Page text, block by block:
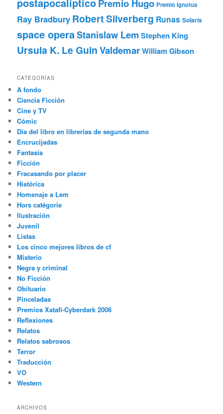
Premio Hugo Premio Ignotus
Ray Bradbury Robert Silverberg Runas Solaris
space operaStanislaw Lem Stephen King
Ursula K. Le GuinValdemarWilliam Gibson
CATEGORÍAS
A fondo
Ciencia Ficción
Cine y TV
Cómic
Día del libro en librerías de segunda mano
Encrucijadas
Fantasía
Ficción
Fracasando por placer
Histórica
Homenaje a Lem
Hors catégorie
Ilustración
Juvenil
Listas
Los cinco mejores libros de cf
Misterio
Negra y criminal
No Ficción
Obituario
Pinceladas
Premios Xatafi-Cyberdark 2006
Reflexiones
Relatos
Relatos sabrosos
Terror
Traducción
VO
Western
ARCHIVOS